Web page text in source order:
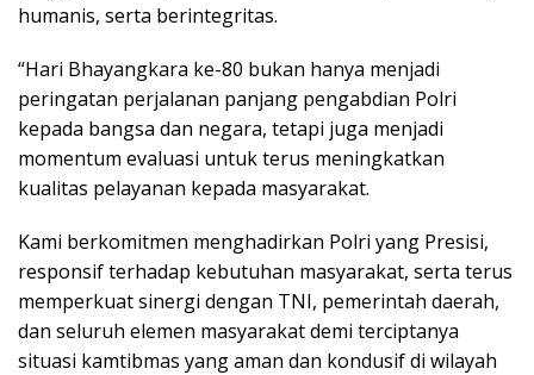
humanis, serta berintegritas.
“Hari Bhayangkara ke-80 bukan hanya menjadi
peringatan perjalanan panjang pengabdian Polri
kepada bangsa dan negara, tetapi juga menjadi
momentum evaluasi untuk terus meningkatkan
kualitas pelayanan kepada masyarakat.
Kami berkomitmen menghadirkan Polri yang Presisi,
responsif terhadap kebutuhan masyarakat, serta terus
memperkuat sinergi dengan TNI, pemerintah daerah,
dan seluruh elemen masyarakat demi terciptanya
situasi kamtibmas yang aman dan kondusif di wilayah